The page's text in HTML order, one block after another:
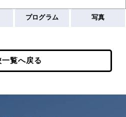
プログラム 写真
一覧へ戻る